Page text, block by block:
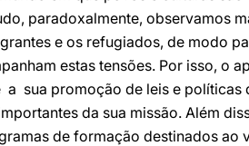
paradoxalmente, observamos
e os refugiados, de modo
estas tensões. Por isso, o
a sua promoção de leis e
da sua missão. Além
de formação destinados ao